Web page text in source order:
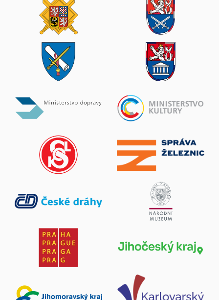
11. srpen 2026
Praha 2-Nové Město, Sokolská 33 - Hotel Legie
(Ústředí ČsOL)
Zobrazit více
Legiovlak v Lomnici nad Popelkou
11. srpen 2026
Zobrazit více
Cihelna 2026 („Temné dny republiky 1938-39“)
Králíky
Vojenský den na Pánově u Hodonína
15. srpen 2026
Zobrazit více